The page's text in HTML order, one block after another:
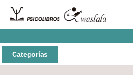
Categorías